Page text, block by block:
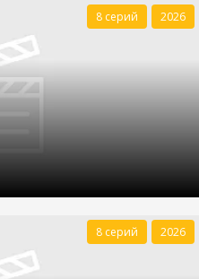
8 серий 2026
8 серий 2026